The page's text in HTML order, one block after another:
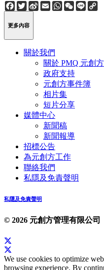
Facebook
Twitter
Sina
Weibo
EmailWhatsApp
WeChat
Line
更多內容
關於我們
關於 PMQ 元創方
政府支持
元創方事件簿
相片集
短片分享
媒體中心
新聞稿
新聞報導
招標公告
為元創方工作
聯絡我們
私隱及免責聲明
私隱及免責聲明
© 2026 元創方管理有限公司
We use cookies to optimize
browsing experience. By